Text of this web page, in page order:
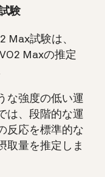
験
Max試験は、
Maxの推定
な強度の低い運
は、段階的な運
反応を標準的な
取量を推定しま